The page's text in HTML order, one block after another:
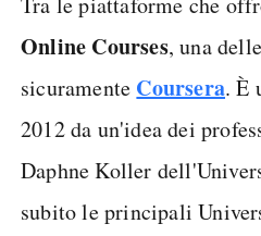
Online Courses, una
sicuramente Coursera. È
2012 da un'idea dei
Daphne Koller
subito le principali